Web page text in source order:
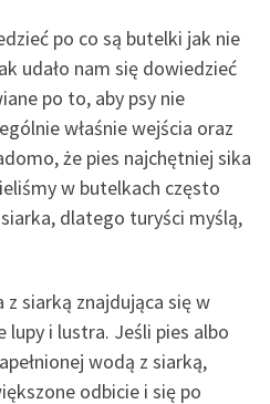
po co są butelki jak nie
udało nam się dowiedzieć
po to, aby psy nie
właśnie wejścia oraz
że pies najchętniej sika
w butelkach często
dlatego turyści myślą,
siarką znajdująca się w
lupy i lustra. Jeśli pies albo
wodą z siarką,
odbicie i się po